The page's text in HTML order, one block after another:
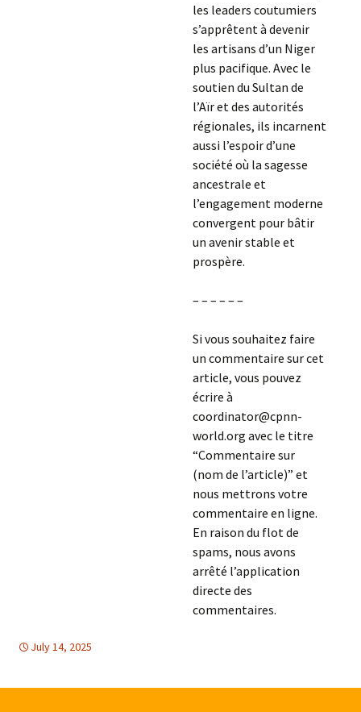
les leaders coutumiers
s’apprêtent à devenir
les artisans d’un Niger
plus pacifique. Avec le
soutien du Sultan de
l’Aïr et des autorités
régionales, ils incarnent
aussi l’espoir d’une
société où la sagesse
ancestrale et
l’engagement moderne
convergent pour bâtir
un avenir stable et
prospère.
– – – – – –
Si vous souhaitez faire
un commentaire sur cet
article, vous pouvez
écrire à
coordinator@cpnn-
world.org avec le titre
“Commentaire sur
(nom de l’article)” et
nous mettrons votre
commentaire en ligne.
En raison du flot de
spams, nous avons
arrêté l’application
directe des
commentaires.
July 14, 2025